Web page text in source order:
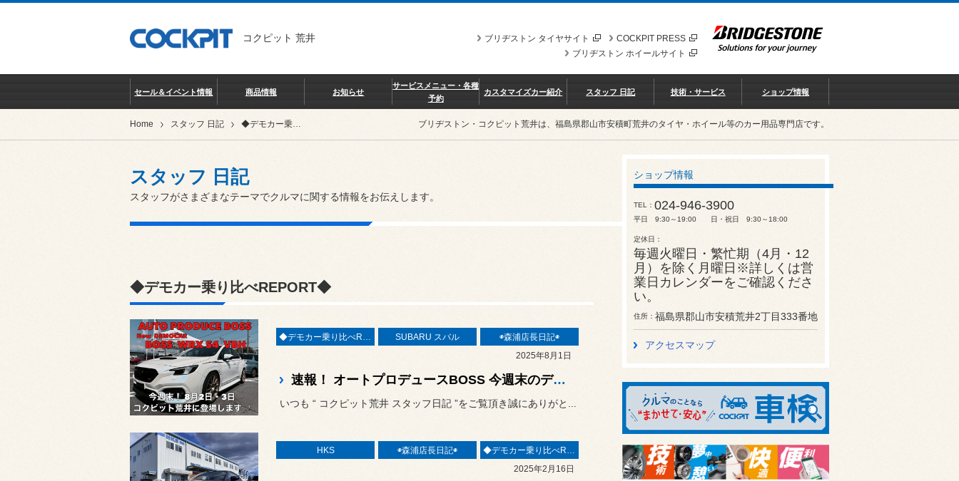
コクピット 荒井 COCKPIT PRESS
ブリヂストン タイヤサイト
ブリヂストン ホイールサイト
セール＆イベント情報 商品情報 お知らせ
サービスメニュー・各種
予約
カスタマイズカー紹介 スタッフ 日記 技術・サービス ショップ情報
Home スタッフ 日記 ◆デモカー乗り比べREPORT◆ ブリヂストン・コクピット荒井は、福島県郡山市安積町荒井のタイヤ・ホイール等のカー用品専門店です。
スタッフ 日記
スタッフがさまざまなテーマでクルマに関する情報をお伝えします。
◆デモカー乗り比べREPORT◆
◆デモカー乗り比べREPORT◆ SUBARU スバル
◉森浦店長日記◉
2025年8月1日
速報！ オートプロデュースBOSS 今週末のデモカーは『 BOSS WRX-S4 VBH 2.4L DIT TURBO LAP-ECU 』が登場です(・ω<) /
いつも “ コクピット荒井 スタッフ日記 ”をご覧頂き誠にありがと...
HKS ◉森浦店長日記◉
◆デモカー乗り比べREPORT◆
2025年2月16日
ショップ情報
TEL 024-946-3900
平日 9:30～19:00 日・祝日 9:30～18:00
定休日
毎週火曜日・繁忙期（4月・12
月）を除く月曜日※詳しくは営
業日カレンダーをご確認くださ
い。
住所 福島県郡山市安積荒井2丁目333番地
アクセスマップ